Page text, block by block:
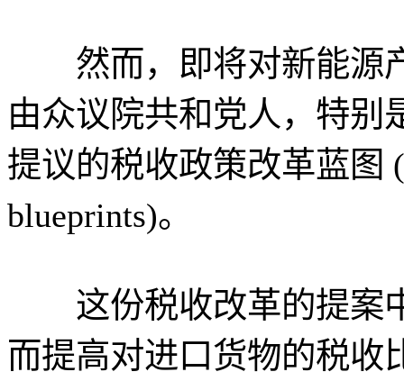
然而，即将对新能源
由众议院共和党人，特别
提议的税收政策改革蓝图
blueprints)。
这份税收改革的提案
而提高对进口货物的税收